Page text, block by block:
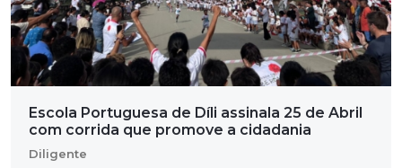
Escola Portuguesa de Díli assinala 25 de Abril
com corrida que promove a cidadania
Diligente